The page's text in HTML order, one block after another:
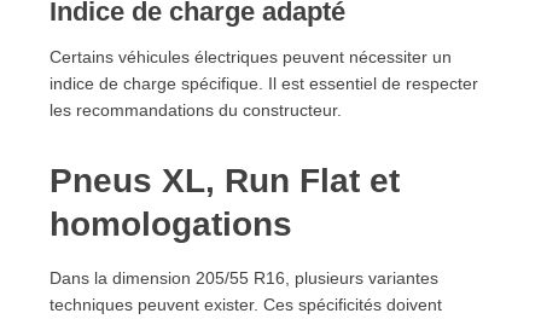
Indice de charge adapté
Certains véhicules électriques peuvent nécessiter un
indice de charge spécifique. Il est essentiel de respecter
les recommandations du constructeur.
Pneus XL, Run Flat et
homologations
Dans la dimension 205/55 R16, plusieurs variantes
techniques peuvent exister. Ces spécificités doivent